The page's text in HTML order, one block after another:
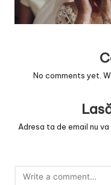
No comments yet.
Adresa ta de email nu